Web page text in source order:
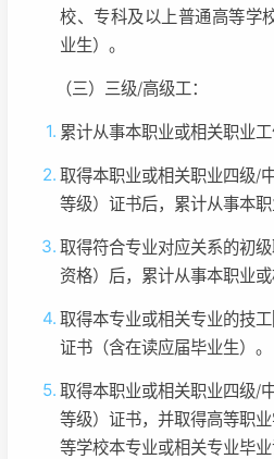
校、专科及以上普通高等学
业生）。
（三）三级/高级工：
累计从事本职业或相关职业工
取得本职业或相关职业四级/
等级）证书后，累计从事本
取得符合专业对应关系的初
资格）后，累计从事本职业或
取得本专业或相关专业的技
证书（含在读应届毕业生）。
取得本职业或相关职业四级/
等级）证书，并取得高等职
等学校本专业或相关专业毕